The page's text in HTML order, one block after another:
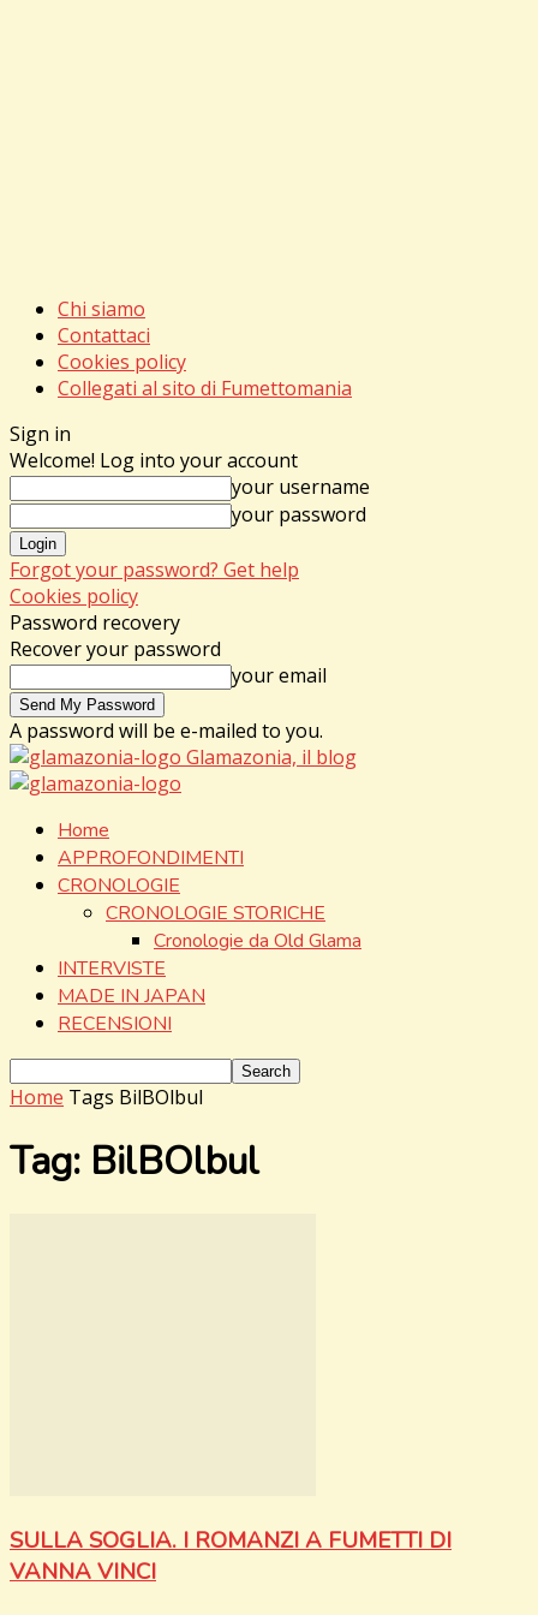
Chi siamo
Contattaci
Cookies policy
Collegati al sito di Fumettomania
Sign in
Welcome! Log into your account
your username
your password
Forgot your password? Get help
Cookies policy
Password recovery
Recover your password
your email
A password will be e-mailed to you.
Glamazonia, il blog
Home
APPROFONDIMENTI
CRONOLOGIE
CRONOLOGIE STORICHE
Cronologie da Old Glama
INTERVISTE
MADE IN JAPAN
RECENSIONI
Home Tags BilBOlbul
Tag: BilBOlbul
SULLA SOGLIA. I ROMANZI A FUMETTI DI
VANNA VINCI